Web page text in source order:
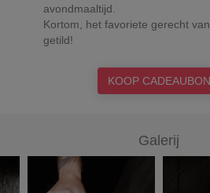
avondmaaltijd.
Kortom, het favoriete gerecht
getild!
KOOP CADEAUBON
Galerij